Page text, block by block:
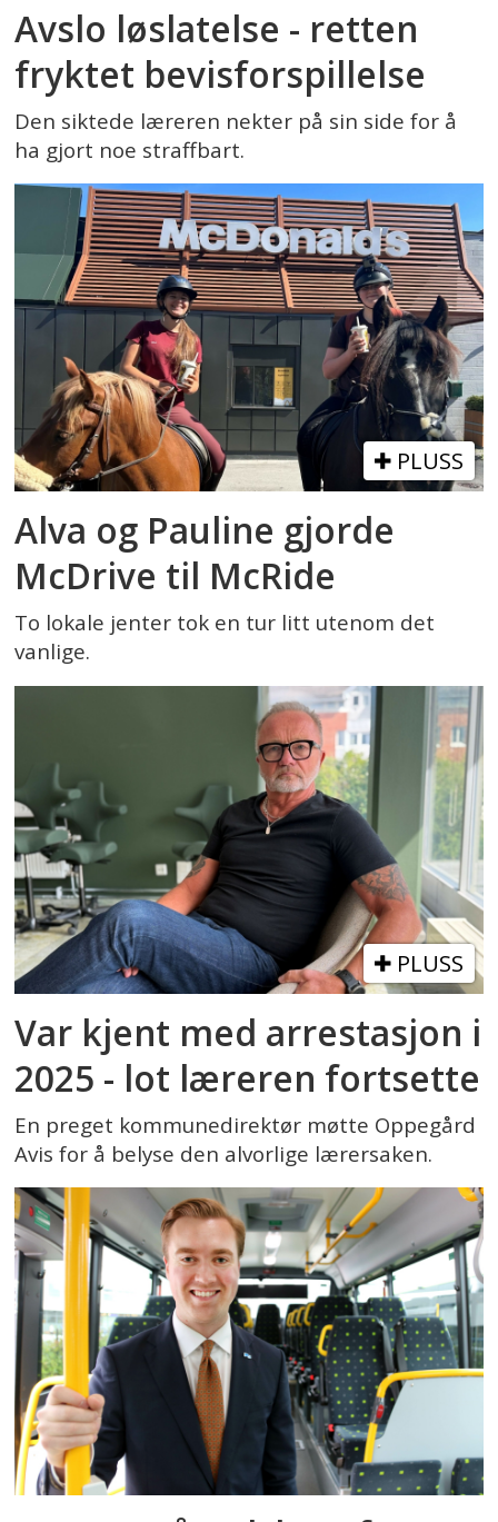
Avslo løslatelse - retten
fryktet bevisforspillelse
Den siktede læreren nekter på sin side for å
ha gjort noe straffbart.
PLUSS
Alva og Pauline gjorde
McDrive til McRide
To lokale jenter tok en tur litt utenom det
vanlige.
PLUSS
Var kjent med arrestasjon i
2025 - lot læreren fortsette
En preget kommunedirektør møtte Oppegård
Avis for å belyse den alvorlige lærersaken.